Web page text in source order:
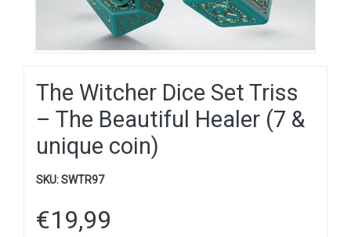
The Witcher Dice Set Triss
– The Beautiful Healer (7 &
unique coin)
SKU:SWTR97
€19,99